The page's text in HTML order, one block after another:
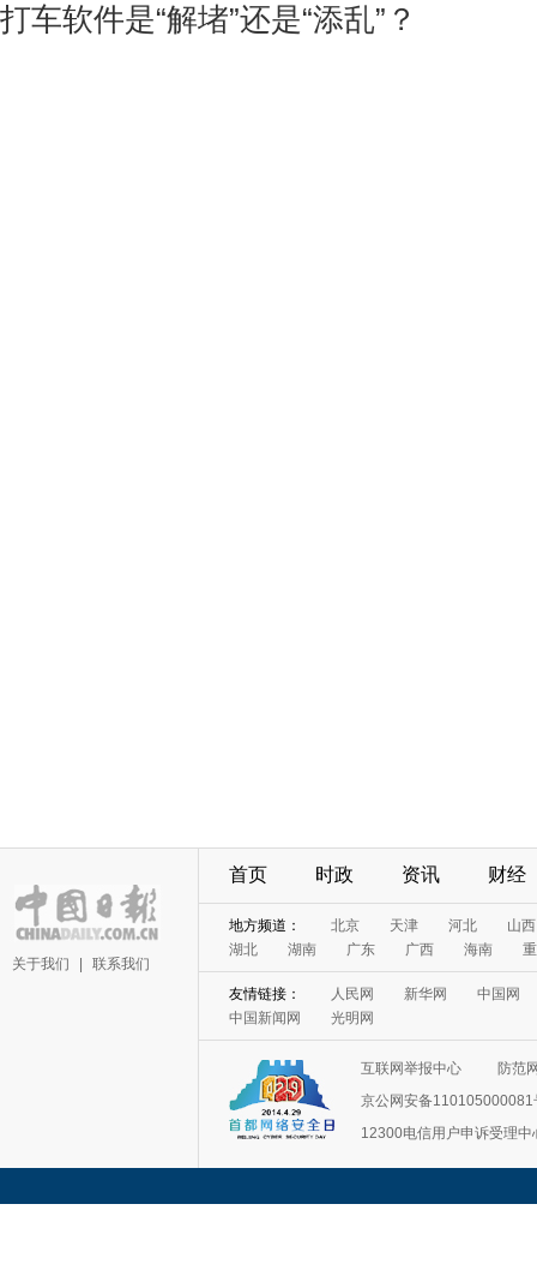
打车软件是“解堵”还是“添乱”？
关于我们 联系我们
首页 时政 资讯 财经
地方频道： 北京 天津 河北
山西
湖北
湖南 广东 广西 海南
友情链接： 人民网 新华网
中国网
中国新闻网
光明网
互联网举报中心
防范
京公网安备110105000081
12300电信用户申诉受理中